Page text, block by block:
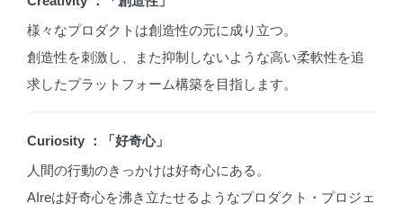
様々なプロダクトは創造性の元に成り立つ。
創造性を刺激し、また抑制しないような高い柔軟性を追
求したプラットフォーム構築を目指します。
Curiosity ：「好奇心」
人間の行動のきっかけは好奇心にある。
AIreは好奇心を沸き立たせるようなプロダクト・プロジェ